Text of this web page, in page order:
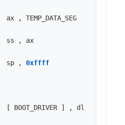
ax , TEMP_DATA_SEG
ss , ax
sp , 0xffff
[ BOOT_DRIVER ] , dl